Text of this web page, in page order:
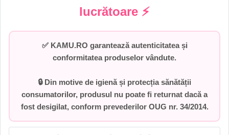
lucrătoare ⚡
✅ KAMU.RO garantează autenticitatea și
conformitatea produselor vândute.
🔒 Din motive de igienă și protecția sănătății
consumatorilor, produsul nu poate fi returnat dacă a
fost desigilat, conform prevederilor OUG nr. 34/2014.